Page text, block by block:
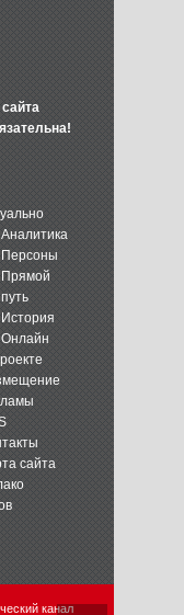
Аналитика
Персоны
Прямой
путь
История
Онлайн
сайта
канал